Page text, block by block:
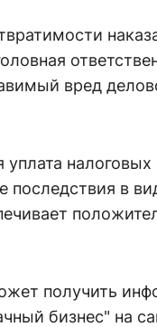
вред
в
получить
бизнес" на